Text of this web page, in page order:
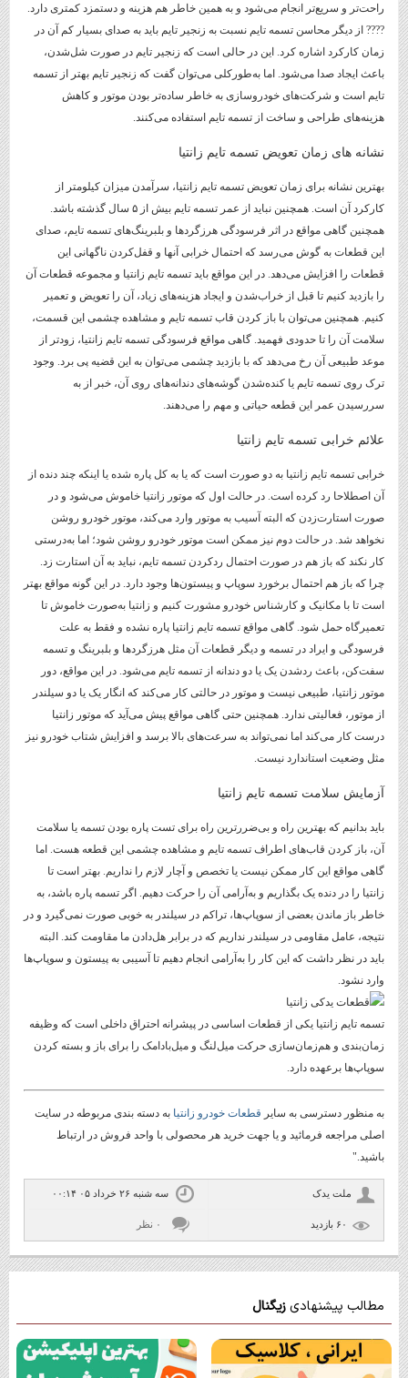
راحت‌تر و سریع‌تر انجام می‌شود و به همین خاطر هم هزینه و دستمزد کمتری دارد.
???? از دیگر محاسن تسمه تایم نسبت به زنجیر تایم باید به صدای بسیار کم آن در
زمان کارکرد اشاره کرد. این در حالی است که زنجیر تایم در صورت شل‌شدن،
باعث ایجاد صدا می‌شود. اما به‌طورکلی می‌توان گفت که زنجیر تایم بهتر از تسمه
تایم است و شرکت‌های خودروسازی به خاطر ساده‌تر بودن موتور و کاهش
هزینه‌های طراحی و ساخت از تسمه تایم استفاده می‌کنند.
نشانه های زمان تعویض تسمه تایم زانتیا
بهترین نشانه برای زمان تعویض تسمه تایم زانتیا، سرآمدن میزان کیلومتر از
کارکرد آن است. همچنین نباید از عمر تسمه تایم بیش از ۵ سال گذشته باشد.
همچنین گاهی مواقع در اثر فرسودگی هرزگردها و بلبرینگ‌های تسمه تایم، صدای
این قطعات به گوش می‌رسد که احتمال خرابی آنها و قفل‌کردن ناگهانی این
قطعات را افزایش می‌دهد. در این مواقع باید تسمه تایم زانتیا و مجموعه قطعات آن
را بازدید کنیم تا قبل از خراب‌شدن و ایجاد هزینه‌های زیاد، آن را تعویض و تعمیر
کنیم. همچنین می‌توان با باز کردن قاب تسمه تایم و مشاهده چشمی این قسمت،
سلامت آن را تا حدودی فهمید. گاهی مواقع فرسودگی تسمه تایم زانتیا، زودتر از
موعد طبیعی آن رخ می‌دهد که با بازدید چشمی می‌توان به این قضیه پی برد. وجود
ترک روی تسمه تایم یا کنده‌شدن گوشه‌های دندانه‌های روی آن، خبر از به
سررسیدن عمر این قطعه حیاتی و مهم را می‌دهند.
علائم خرابی تسمه تایم زانتیا
خرابی تسمه تایم زانتیا به دو صورت است که یا به کل پاره شده یا اینکه چند دنده از
آن اصطلاحا رد کرده است. در حالت اول که موتور زانتیا خاموش می‌شود و در
صورت استارت‌زدن که البته آسیب به موتور وارد می‌کند، موتور خودرو روشن
نخواهد شد. در حالت دوم نیز ممکن است موتور خودرو روشن شود؛ اما به‌درستی
کار نکند که باز هم در صورت احتمال ردکردن تسمه تایم، نباید به آن استارت زد.
چرا که باز هم احتمال برخورد سوپاپ و پیستون‌ها وجود دارد. در این گونه مواقع بهتر
است تا با مکانیک و کارشناس خودرو مشورت کنیم و زانتیا به‌صورت خاموش تا
تعمیرگاه حمل شود. گاهی مواقع تسمه تایم زانتیا پاره نشده و فقط به علت
فرسودگی و ایراد در تسمه و دیگر قطعات آن مثل هرزگردها و بلبرینگ و تسمه
سفت‌کن، باعث ردشدن یک یا دو دندانه از تسمه تایم می‌شود. در این مواقع، دور
موتور زانتیا، طبیعی نیست و موتور در حالتی کار می‌کند که انگار یک یا دو سیلندر
از موتور، فعالیتی ندارد. همچنین حتی گاهی مواقع پیش می‌آید که موتور زانتیا
درست کار می‌کند اما نمی‌تواند به سرعت‌های بالا برسد و افزایش شتاب خودرو نیز
مثل وضعیت استاندارد نیست.
آزمایش سلامت تسمه تایم زانتیا
باید بدانیم که بهترین راه و بی‌ضررترین راه برای تست پاره بودن تسمه یا سلامت
آن، باز کردن قاب‌های اطراف تسمه تایم و مشاهده چشمی این قطعه هست. اما
گاهی مواقع این کار ممکن نیست یا تخصص و آچار لازم را نداریم. بهتر است تا
زانتیا را در دنده یک بگذاریم و به‌آرامی آن را حرکت دهیم. اگر تسمه پاره باشد، به
خاطر باز ماندن بعضی از سوپاپ‌ها، تراکم در سیلندر به خوبی صورت نمی‌گیرد و در
نتیجه، عامل مقاومی در سیلندر نداریم که در برابر هل‌دادن ما مقاومت کند. البته
باید در نظر داشت که این کار را به‌آرامی انجام دهیم تا آسیبی به پیستون و سوپاپ‌ها
وارد نشود.
تسمه تایم زانتیا یکی از قطعات اساسی در پیشرانه احتراق داخلی است که وظیفه
زمان‌بندی و هم‌زمان‌سازی حرکت میل‌لنگ و میل‌بادامک را برای باز و بسته کردن
سوپاپ‌ها برعهده دارد.
به منظور دسترسی به سایر قطعات خودرو زانتیا به دسته بندی مربوطه در سایت
اصلی مراجعه فرمائید و یا جهت خرید هر محصولی با واحد فروش در ارتباط
باشید."
ملت یدک سه شنبه ۲۶ خرداد ۰۵ ۰۰:۱۴
۰ نظر